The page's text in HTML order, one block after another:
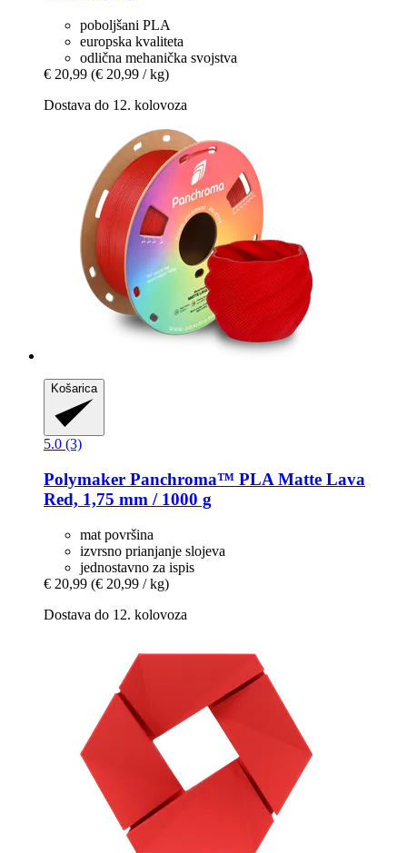
poboljšani PLA
europska kvaliteta
odlična mehanička svojstva
€ 20,99 (€ 20,99 / kg)
Dostava do 12. kolovoza
Košarica
5.0 (3)
Polymaker Panchroma™ PLA Matte Lava
Red, 1,75 mm / 1000 g
mat površina
izvrsno prianjanje slojeva
jednostavno za ispis
€ 20,99 (€ 20,99 / kg)
Dostava do 12. kolovoza